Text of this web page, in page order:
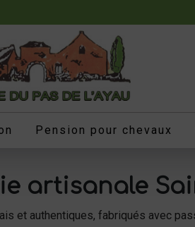
Pension pour chevaux
artisanale
et authentiques, fabriqués avec